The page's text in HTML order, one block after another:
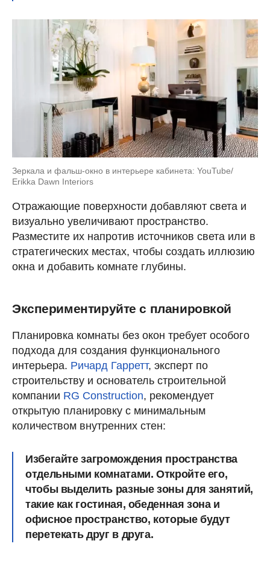
Зеркала и фальш-окно в интерьере кабинета: YouTube/
Erikka Dawn Interiors
Отражающие поверхности добавляют света и
визуально увеличивают пространство.
Разместите их напротив источников света или в
стратегических местах, чтобы создать иллюзию
окна и добавить комнате глубины.
Экспериментируйте с планировкой
Планировка комнаты без окон требует особого
подхода для создания функционального
интерьера. Ричард Гарретт, эксперт по
строительству и основатель строительной
компании RG Construction, рекомендует
открытую планировку с минимальным
количеством внутренних стен:
Избегайте загромождения пространства
отдельными комнатами. Откройте его,
чтобы выделить разные зоны для занятий,
такие как гостиная, обеденная зона и
офисное пространство, которые будут
перетекать друг в друга.